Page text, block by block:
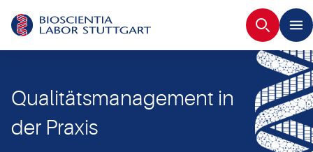
Suche
Qualitätsmanagement in
der Praxis